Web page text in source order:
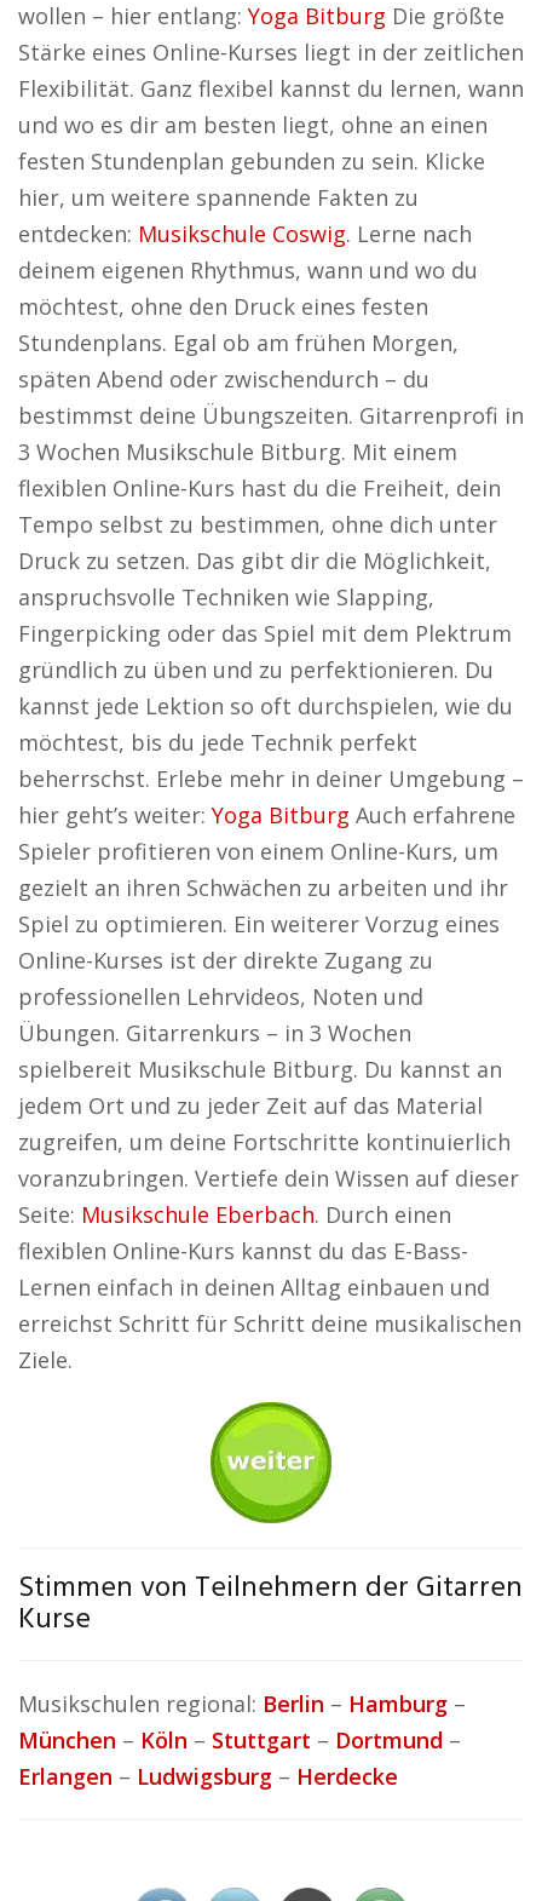
wollen – hier entlang: Yoga Bitburg Die größte
Stärke eines Online-Kurses liegt in der zeitlichen
Flexibilität. Ganz flexibel kannst du lernen, wann
und wo es dir am besten liegt, ohne an einen
festen Stundenplan gebunden zu sein. Klicke
hier, um weitere spannende Fakten zu
entdecken: Musikschule Coswig. Lerne nach
deinem eigenen Rhythmus, wann und wo du
möchtest, ohne den Druck eines festen
Stundenplans. Egal ob am frühen Morgen,
späten Abend oder zwischendurch – du
bestimmst deine Übungszeiten. Gitarrenprofi in
3 Wochen Musikschule Bitburg. Mit einem
flexiblen Online-Kurs hast du die Freiheit, dein
Tempo selbst zu bestimmen, ohne dich unter
Druck zu setzen. Das gibt dir die Möglichkeit,
anspruchsvolle Techniken wie Slapping,
Fingerpicking oder das Spiel mit dem Plektrum
gründlich zu üben und zu perfektionieren. Du
kannst jede Lektion so oft durchspielen, wie du
möchtest, bis du jede Technik perfekt
beherrschst. Erlebe mehr in deiner Umgebung –
hier geht’s weiter: Yoga Bitburg Auch erfahrene
Spieler profitieren von einem Online-Kurs, um
gezielt an ihren Schwächen zu arbeiten und ihr
Spiel zu optimieren. Ein weiterer Vorzug eines
Online-Kurses ist der direkte Zugang zu
professionellen Lehrvideos, Noten und
Übungen. Gitarrenkurs – in 3 Wochen
spielbereit Musikschule Bitburg. Du kannst an
jedem Ort und zu jeder Zeit auf das Material
zugreifen, um deine Fortschritte kontinuierlich
voranzubringen. Vertiefe dein Wissen auf dieser
Seite: Musikschule Eberbach. Durch einen
flexiblen Online-Kurs kannst du das E-Bass-
Lernen einfach in deinen Alltag einbauen und
erreichst Schritt für Schritt deine musikalischen
Ziele.
Stimmen von Teilnehmern der Gitarren
Kurse
Musikschulen regional: Berlin – Hamburg –
München – Köln – Stuttgart – Dortmund –
Erlangen – Ludwigsburg – Herdecke